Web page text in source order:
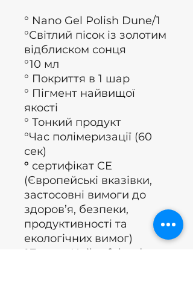
° Nano Gel Polish Dune/1
°Світлий пісок із золотим
відблиском сонця
°10 мл
° Покриття в 1 шар
° Пігмент найвищої
якості
° Тонкий продукт
°Час полімеризації (60
сек)
° сертифікат CE
(Європейські вказівки,
застосовні вимоги до
здоров’я, безпеки,
продуктивності та
екологічних вимог)
°Бренд: Nails of the day